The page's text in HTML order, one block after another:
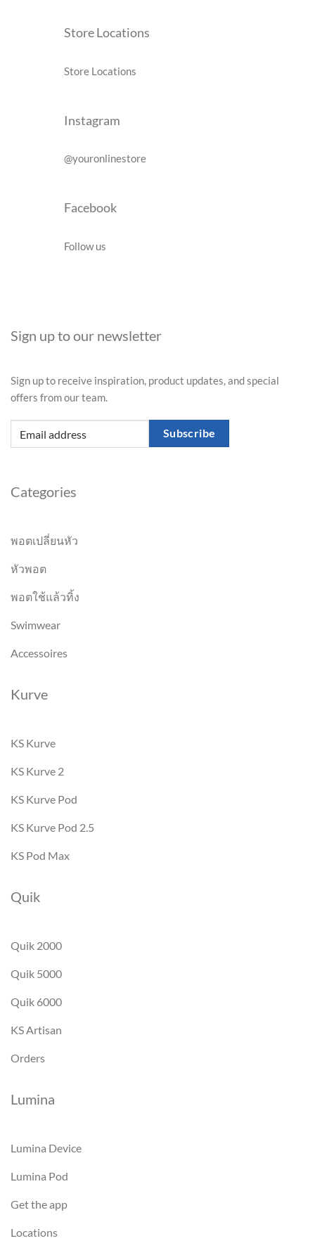
Store Locations
Store Locations
Instagram
@youronlinestore
Facebook
Follow us
Categories
พอตเปลี่ยนหัว
หัวพอต
พอตใช้แล้วทิ้ง
Swimwear
Accessoires
Kurve
KS Kurve
KS Kurve 2
KS Kurve Pod
KS Kurve Pod 2.5
KS Pod Max
Quik
Quik 2000
Quik 5000
Quik 6000
KS Artisan
Orders
Lumina
Lumina Device
Lumina Pod
Get the app
Locations
Sign up to our newsletter
Sign up to receive inspiration, product updates, and special
offers from our team.
Subscribe